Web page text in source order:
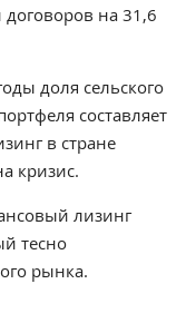
договоров на 31,6
доля сельского
составляет
в стране
кризис.
лизинг
тесно
рынка.